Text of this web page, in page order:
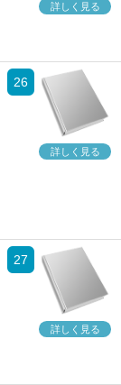
詳しく見る
26
詳しく見る
27
詳しく見る